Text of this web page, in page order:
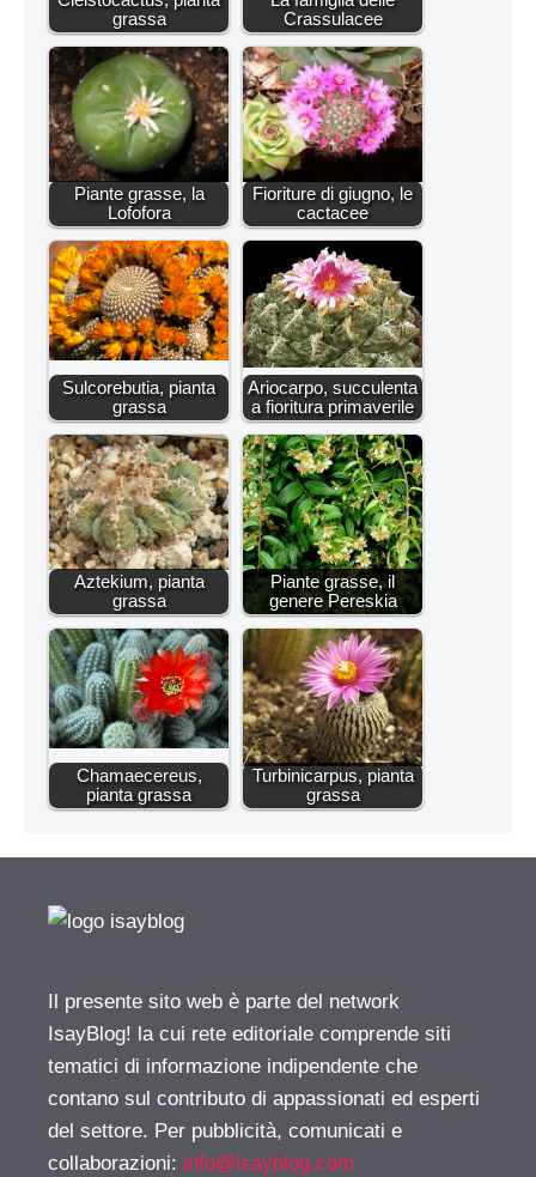
grassa
Crassulacee
Piante grasse, la
Lofofora
Fioriture di giugno, le
cactacee
Sulcorebutia, pianta
grassa
Ariocarpo, succulenta
a fioritura primaverile
Aztekium, pianta
grassa
Piante grasse, il
genere Pereskia
Chamaecereus,
pianta grassa
Turbinicarpus, pianta
grassa
Il presente sito web è parte del network
IsayBlog! la cui rete editoriale comprende siti
tematici di informazione indipendente che
contano sul contributo di appassionati ed esperti
del settore. Per pubblicità, comunicati e
collaborazioni: info@isayblog.com